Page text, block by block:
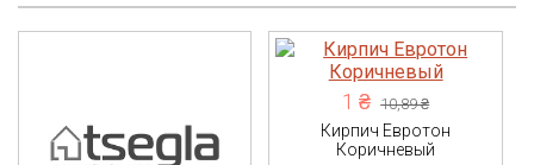
1 ₴10,89 ₴
Кирпич Евротон
Коричневый